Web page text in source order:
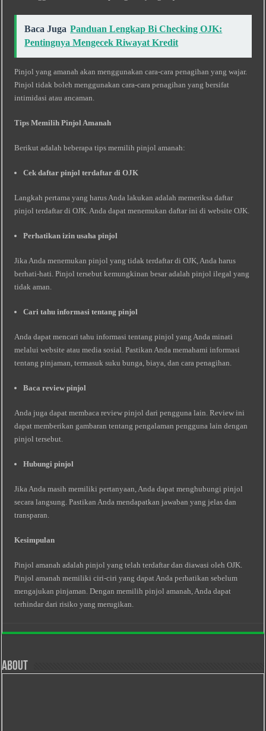
Baca Juga Panduan Lengkap Bi Checking OJK:
Pentingnya Mengecek Riwayat Kredit
Pinjol yang amanah akan menggunakan cara-cara penagihan yang wajar.
Pinjol tidak boleh menggunakan cara-cara penagihan yang bersifat
intimidasi atau ancaman.
Tips Memilih Pinjol Amanah
Berikut adalah beberapa tips memilih pinjol amanah:
Cek daftar pinjol terdaftar di OJK
Langkah pertama yang harus Anda lakukan adalah memeriksa daftar
pinjol terdaftar di OJK. Anda dapat menemukan daftar ini di website OJK.
Perhatikan izin usaha pinjol
Jika Anda menemukan pinjol yang tidak terdaftar di OJK, Anda harus
berhati-hati. Pinjol tersebut kemungkinan besar adalah pinjol ilegal yang
tidak aman.
Cari tahu informasi tentang pinjol
Anda dapat mencari tahu informasi tentang pinjol yang Anda minati
melalui website atau media sosial. Pastikan Anda memahami informasi
tentang pinjaman, termasuk suku bunga, biaya, dan cara penagihan.
Baca review pinjol
Anda juga dapat membaca review pinjol dari pengguna lain. Review ini
dapat memberikan gambaran tentang pengalaman pengguna lain dengan
pinjol tersebut.
Hubungi pinjol
Jika Anda masih memiliki pertanyaan, Anda dapat menghubungi pinjol
secara langsung. Pastikan Anda mendapatkan jawaban yang jelas dan
transparan.
Kesimpulan
Pinjol amanah adalah pinjol yang telah terdaftar dan diawasi oleh OJK.
Pinjol amanah memiliki ciri-ciri yang dapat Anda perhatikan sebelum
mengajukan pinjaman. Dengan memilih pinjol amanah, Anda dapat
terhindar dari risiko yang merugikan.
About